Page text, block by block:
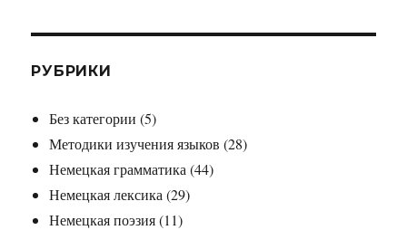
РУБРИКИ
Без категории (5)
Методики изучения языков (28)
Немецкая грамматика (44)
Немецкая лексика (29)
Немецкая поэзия(11)